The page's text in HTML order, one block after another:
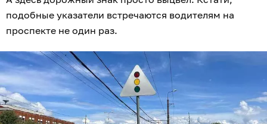
подобные указатели встречаются водителям на
проспекте не один раз.